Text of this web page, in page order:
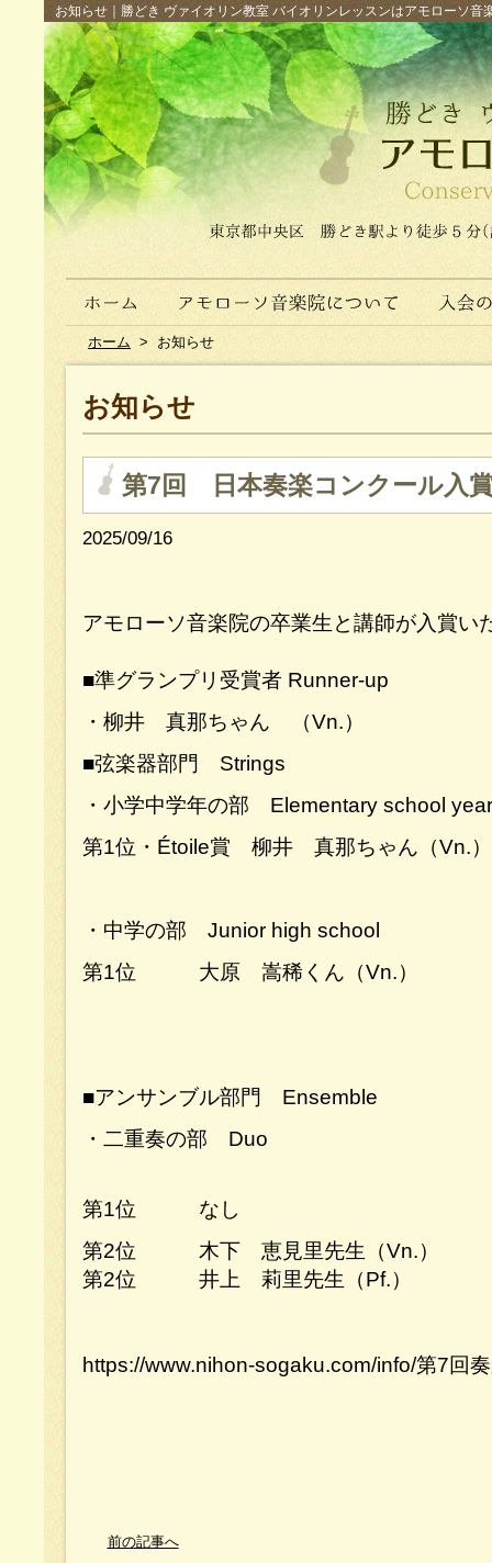
お知らせ｜勝どき ヴァイオリン教室 バイオリンレッスンはアモローソ
ホーム > お知らせ
お知らせ
第7回 日本奏楽コンクール入
2025/09/16
アモローソ音楽院の卒業生と講師が入賞い
■準グランプリ受賞者 Runner-up
・柳井 真那ちゃん （Vn.）
■弦楽器部門 Strings
・小学中学年の部 Elementary school
第1位・Étoile賞 柳井 真那ちゃん（Vn.）
・中学の部 Junior high school
第1位 大原 嵩稀くん（Vn.）
■アンサンブル部門 Ensemble
・二重奏の部 Duo
第1位 なし
第2位 木下 恵見里先生（Vn.）
第2位 井上 莉里先生（Pf.）
https://www.nihon-sogaku.com/info/第7回
前の記事へ